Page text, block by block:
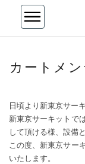
カートメ
日頃より新東京サー
新東京サーキットで
して頂ける様、設備
この度、新東京サー
いたします。